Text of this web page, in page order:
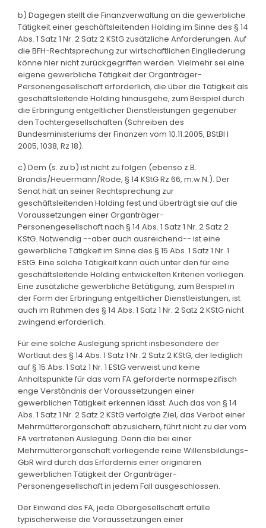
b) Dagegen stellt die Finanzverwaltung an die gewerbliche
Tätigkeit einer geschäftsleitenden Holding im Sinne des § 14
Abs. 1 Satz 1 Nr. 2 Satz 2 KStG zusätzliche Anforderungen. Auf
die BFH-Rechtsprechung zur wirtschaftlichen Eingliederung
könne hier nicht zurückgegriffen werden. Vielmehr sei eine
eigene gewerbliche Tätigkeit der Organträger-
Personengesellschaft erforderlich, die über die Tätigkeit als
geschäftsleitende Holding hinausgehe, zum Beispiel durch
die Erbringung entgeltlicher Dienstleistungen gegenüber
den Tochtergesellschaften (Schreiben des
Bundesministeriums der Finanzen vom 10.11.2005, BStBl I
2005, 1038, Rz 18).
c) Dem (s. zu b) ist nicht zu folgen (ebenso z.B.
Brandis/Heuermann/Rode, § 14 KStG Rz 66, m.w.N.). Der
Senat hält an seiner Rechtsprechung zur
geschäftsleitenden Holding fest und überträgt sie auf die
Voraussetzungen einer Organträger-
Personengesellschaft nach § 14 Abs. 1 Satz 1 Nr. 2 Satz 2
KStG. Notwendig --aber auch ausreichend-- ist eine
gewerbliche Tätigkeit im Sinne des § 15 Abs. 1 Satz 1 Nr. 1
EStG. Eine solche Tätigkeit kann auch unter den für eine
geschäftsleitende Holding entwickelten Kriterien vorliegen.
Eine zusätzliche gewerbliche Betätigung, zum Beispiel in
der Form der Erbringung entgeltlicher Dienstleistungen, ist
auch im Rahmen des § 14 Abs. 1 Satz 1 Nr. 2 Satz 2 KStG nicht
zwingend erforderlich.
Für eine solche Auslegung spricht insbesondere der
Wortlaut des § 14 Abs. 1 Satz 1 Nr. 2 Satz 2 KStG, der lediglich
auf § 15 Abs. 1 Satz 1 Nr. 1 EStG verweist und keine
Anhaltspunkte für das vom FA geforderte normspezifisch
enge Verständnis der Voraussetzungen einer
gewerblichen Tätigkeit erkennen lässt. Auch das von § 14
Abs. 1 Satz 1 Nr. 2 Satz 2 KStG verfolgte Ziel, das Verbot einer
Mehrmütterorganschaft abzusichern, führt nicht zu der vom
FA vertretenen Auslegung. Denn die bei einer
Mehrmütterorganschaft vorliegende reine Willensbildungs-
GbR wird durch das Erfordernis einer originären
gewerblichen Tätigkeit der Organträger-
Personengesellschaft in jedem Fall ausgeschlossen.
Der Einwand des FA, jede Obergesellschaft erfülle
typischerweise die Voraussetzungen einer